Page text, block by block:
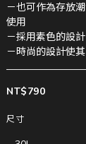
－也可作為存放
使用
－採用素色的設
－時尚的設計使
NT$790
尺寸